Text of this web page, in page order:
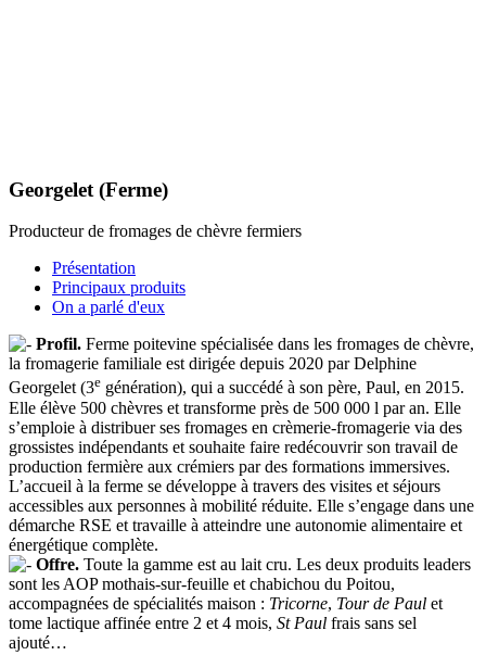
Georgelet (Ferme)
Producteur de fromages de chèvre fermiers
Présentation
Principaux produits
On a parlé d'eux
Profil. Ferme poitevine spécialisée dans les fromages de chèvre,
la fromagerie familiale est dirigée depuis 2020 par Delphine
Georgelet (3e génération), qui a succédé à son père, Paul, en 2015.
Elle élève 500 chèvres et transforme près de 500 000 l par an. Elle
s’emploie à distribuer ses fromages en crèmerie-fromagerie via des
grossistes indépendants et souhaite faire redécouvrir son travail de
production fermière aux crémiers par des formations immersives.
L’accueil à la ferme se développe à travers des visites et séjours
accessibles aux personnes à mobilité réduite. Elle s’engage dans une
démarche RSE et travaille à atteindre une autonomie alimentaire et
énergétique complète.
Offre. Toute la gamme est au lait cru. Les deux produits leaders
sont les AOP mothais-sur-feuille et chabichou du Poitou,
accompagnées de spécialités maison : Tricorne, Tour de Paul et
tome lactique affinée entre 2 et 4 mois, St Paul frais sans sel
ajouté…